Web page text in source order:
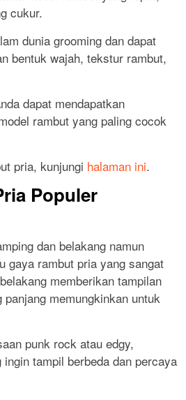
cukur.
dunia grooming dan dapat
bentuk wajah, tekstur rambut,
dapat mendapatkan
rambut yang paling cocok
pria, kunjungi halaman ini.
Populer
dan belakang namun
gaya rambut pria yang sangat
memberikan tampilan
memungkinkan untuk
punk rock atau edgy,
tampil berbeda dan percaya